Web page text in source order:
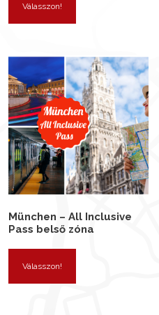
Válasszon!
München – All Inclusive
Pass belső zóna
Válasszon!